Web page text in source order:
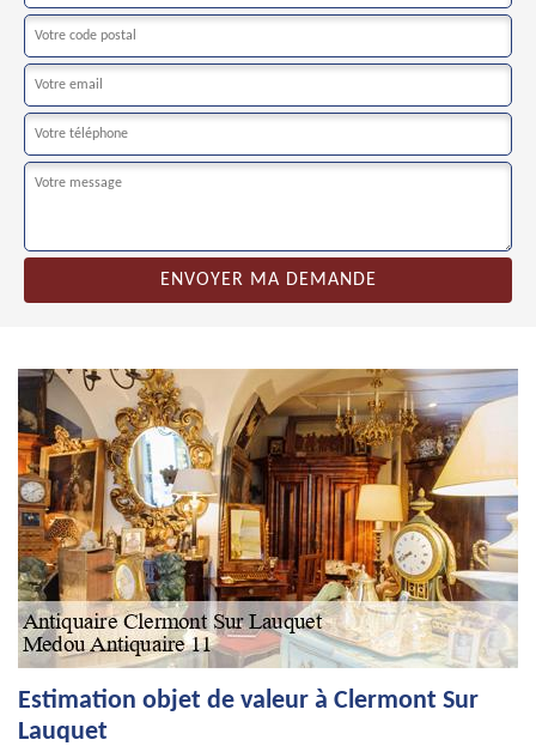
Estimation objet de valeur à Clermont Sur
Lauquet